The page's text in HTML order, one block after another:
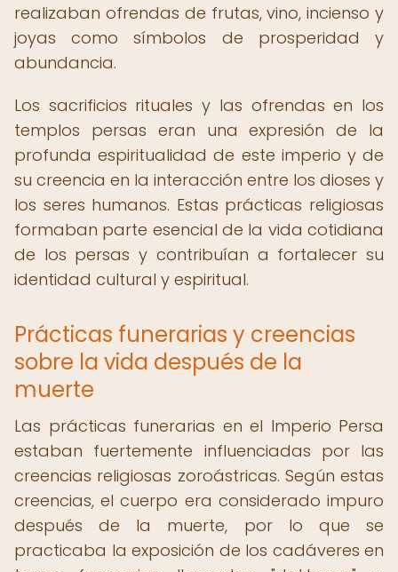
realizaban ofrendas de frutas, vino, incienso y
joyas como símbolos de prosperidad y
abundancia.
Los sacrificios rituales y las ofrendas en los
templos persas eran una expresión de la
profunda espiritualidad de este imperio y de
su creencia en la interacción entre los dioses y
los seres humanos. Estas prácticas religiosas
formaban parte esencial de la vida cotidiana
de los persas y contribuían a fortalecer su
identidad cultural y espiritual.
Prácticas funerarias y creencias
sobre la vida después de la
muerte
Las prácticas funerarias en el Imperio Persa
estaban fuertemente influenciadas por las
creencias religiosas zoroástricas. Según estas
creencias, el cuerpo era considerado impuro
después de la muerte, por lo que se
practicaba la exposición de los cadáveres en